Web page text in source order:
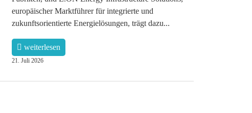
europäischer Marktführer für integrierte und
zukunftsorientierte Energielösungen, trägt dazu...
weiterlesen
21. Juli 2026